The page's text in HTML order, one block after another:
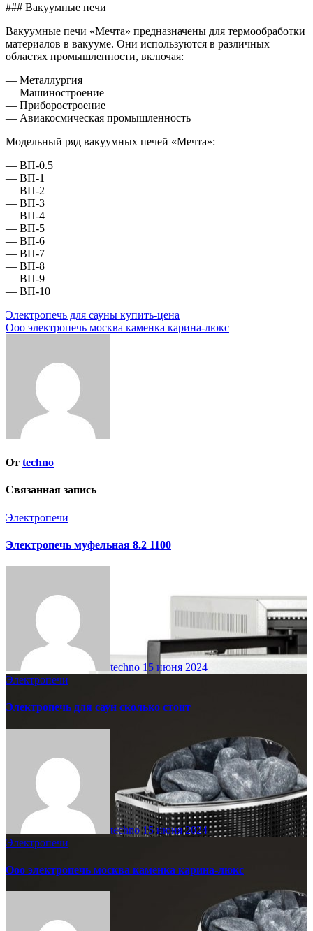
### Вакуумные печи
Вакуумные печи «Мечта» предназначены для термообработки
материалов в вакууме. Они используются в различных
областях промышленности, включая:
— Металлургия
— Машиностроение
— Приборостроение
— Авиакосмическая промышленность
Модельный ряд вакуумных печей «Мечта»:
— ВП-0.5
— ВП-1
— ВП-2
— ВП-3
— ВП-4
— ВП-5
— ВП-6
— ВП-7
— ВП-8
— ВП-9
— ВП-10
Навигация
по
Электропечь для сауны купить-цена
Ооо электропечь москва каменка карина-люкс
От techno
Связанная запись
Электропечи
Электропечь муфельная 8.2 1100
techno 15 июня 2024
Электропечи
Электропечь для саун сколько стоит
techno15 июня 2024
Электропечи
Ооо электропечь москва каменка карина-люкс